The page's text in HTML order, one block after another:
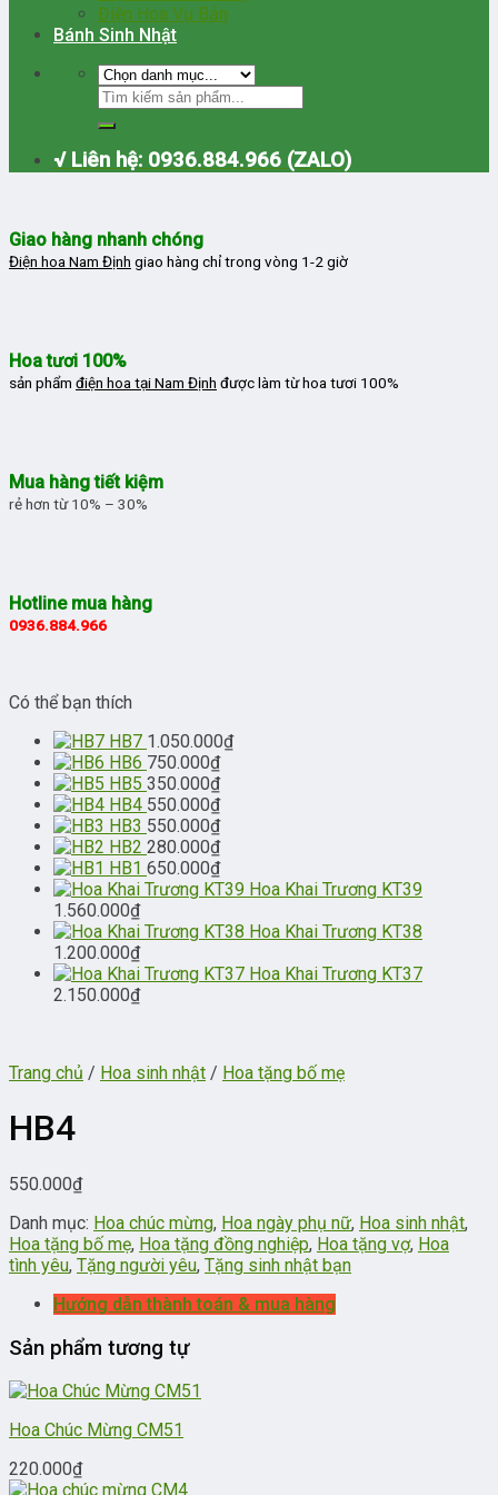
Điện Hoa Vụ Bản
Bánh Sinh Nhật
√ Liên hệ: 0936.884.966 (ZALO)
Giao hàng nhanh chóng
Điện hoa Nam Định giao hàng chỉ trong vòng 1-2 giờ
Hoa tươi 100%
sản phẩm điện hoa tại Nam Định được làm từ hoa tươi 100%
Mua hàng tiết kiệm
rẻ hơn từ 10% – 30%
Hotline mua hàng
0936.884.966
Có thể bạn thích
HB7 1.050.000₫
HB6 750.000₫
HB5 350.000₫
HB4 550.000₫
HB3 550.000₫
HB2 280.000₫
HB1 650.000₫
Hoa Khai Trương KT39
1.560.000₫
Hoa Khai Trương KT38
1.200.000₫
Hoa Khai Trương KT37
2.150.000₫
Trang chủ / Hoa sinh nhật / Hoa tặng bố mẹ
HB4
550.000₫
Danh mục: Hoa chúc mừng, Hoa ngày phụ nữ, Hoa sinh nhật,
Hoa tặng bố mẹ, Hoa tặng đồng nghiệp, Hoa tặng vợ, Hoa
tình yêu, Tặng người yêu, Tặng sinh nhật bạn
Hướng dẫn thành toán & mua hàng
Sản phẩm tương tự
Hoa Chúc Mừng CM51
220.000₫